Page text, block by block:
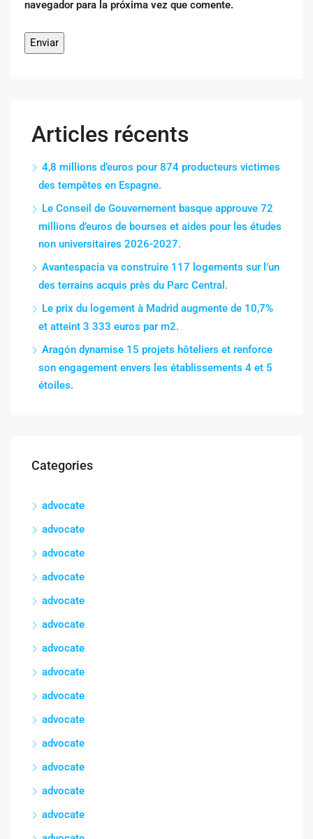
navegador para la próxima vez que comente.
Articles récents
4,8 millions d’euros pour 874 producteurs victimes
des tempêtes en Espagne.
Le Conseil de Gouvernement basque approuve 72
millions d’euros de bourses et aides pour les études
non universitaires 2026-2027.
Avantespacia va construire 117 logements sur l’un
des terrains acquis près du Parc Central.
Le prix du logement à Madrid augmente de 10,7%
et atteint 3 333 euros par m2.
Aragón dynamise 15 projets hôteliers et renforce
son engagement envers les établissements 4 et 5
étoiles.
Categories
advocate
advocate
advocate
advocate
advocate
advocate
advocate
advocate
advocate
advocate
advocate
advocate
advocate
advocate